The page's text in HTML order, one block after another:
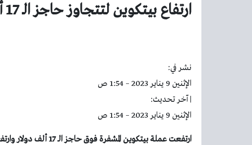
ارتفاع بيتكوين لتتجاوز حاجز الـ 17 ألف دولار
نشر في:
الإثنين 9 يناير 2023 – 1:54 ص
| آخر تحديث:
الإثنين 9 يناير 2023 – 1:54 ص
ارتفعت عملة بيتكوين المشفرة فوق حاجز الـ 17 ألف دولار وارتفعت بنسبة 4ر0%.